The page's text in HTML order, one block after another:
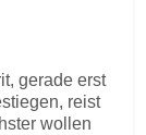
gerade erst
reist
wollen